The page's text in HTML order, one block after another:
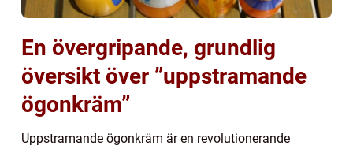
En övergripande, grundlig
översikt över ”uppstramande
ögonkräm”
Uppstramande ögonkräm är en revolutionerande